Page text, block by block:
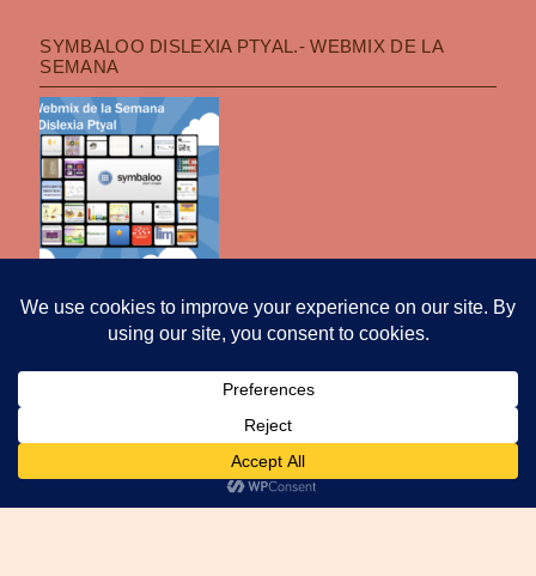
SYMBALOO DISLEXIA PTYAL.- WEBMIX DE LA
SEMANA
PRO THEME DESIGN